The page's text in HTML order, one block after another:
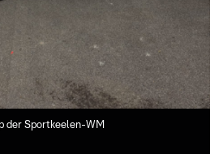
der Sportkeelen-WM